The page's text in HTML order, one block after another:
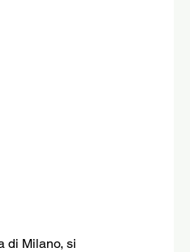
di Milano, si